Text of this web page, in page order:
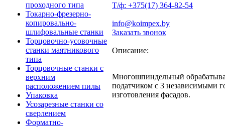
проходного типа
Токарно-фрезерно-
копировально-
шлифовальные станки
Торцовочно-усовочные
станки маятникового
типа
Торцовочные станки с
верхним
расположением пилы
Упаковка
Усозарезные станки со
сверлением
Форматно-
Т/ф: +375(17) 364-82-54
info@koimpex.by
Заказать звонок
Описание:
Многошпиндельный
податчиком с 3 независимыми
изготовления фасадов.